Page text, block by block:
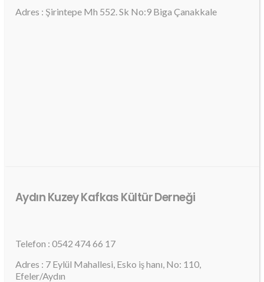
Adres : Şirintepe Mh 552. Sk No:9 Biga Çanakkale
Aydın Kuzey Kafkas Kültür Derneği
Telefon : 0542 474 66 17
Adres : 7 Eylül Mahallesi, Esko iş hanı, No: 110,
Efeler/Aydın